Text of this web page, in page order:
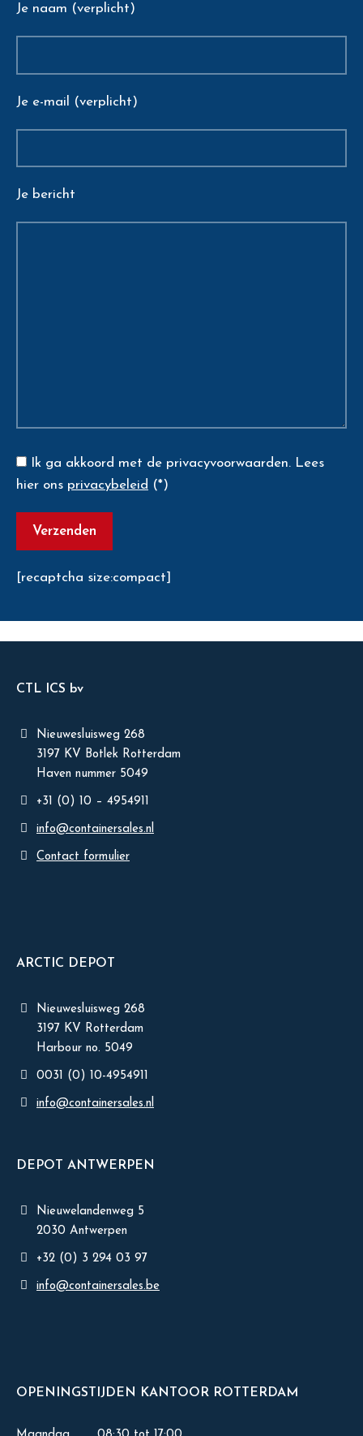
Je naam (verplicht)
Je e-mail (verplicht)
Je bericht
Ik ga akkoord met de privacyvoorwaarden. Lees
hier ons privacybeleid (*)
[recaptcha size:compact]
CTL ICS bv
Nieuwesluisweg 268
3197 KV Botlek Rotterdam
Haven nummer 5049
+31 (0) 10 – 4954911
info@containersales.nl
Contact formulier
ARCTIC DEPOT
Nieuwesluisweg 268
3197 KV Rotterdam
Harbour no. 5049
0031 (0) 10-4954911
info@containersales.nl
DEPOT ANTWERPEN
Nieuwelandenweg 5
2030 Antwerpen
+32 (0) 3 294 03 97
info@containersales.be
OPENINGSTIJDEN KANTOOR ROTTERDAM